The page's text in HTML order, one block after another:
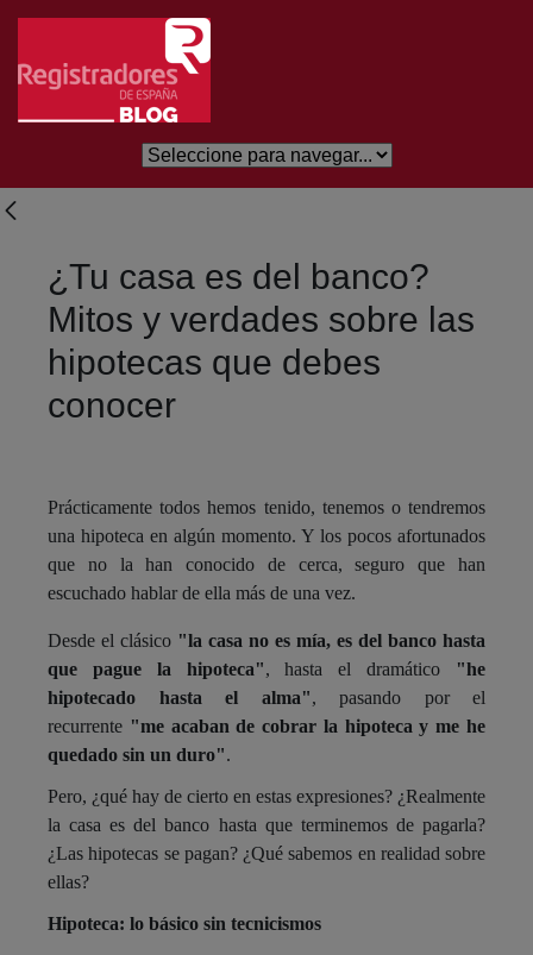
Eduki nagusira joan
¿Tu casa es del banco?
Mitos y verdades sobre las
hipotecas que debes
conocer
Prácticamente todos hemos tenido, tenemos o tendremos
una hipoteca en algún momento. Y los pocos afortunados
que no la han conocido de cerca, seguro que han
escuchado hablar de ella más de una vez.
Desde el clásico "la casa no es mía, es del banco hasta
que pague la hipoteca", hasta el dramático
"he
hipotecado hasta el alma", pasando por el
recurrente "me acaban de cobrar la hipoteca y me he
quedado sin un duro".
Pero, ¿qué hay de cierto en estas expresiones? ¿Realmente
la casa es del banco hasta que terminemos de pagarla?
¿Las hipotecas se pagan? ¿Qué sabemos en realidad sobre
ellas?
Hipoteca: lo básico sin tecnicismos